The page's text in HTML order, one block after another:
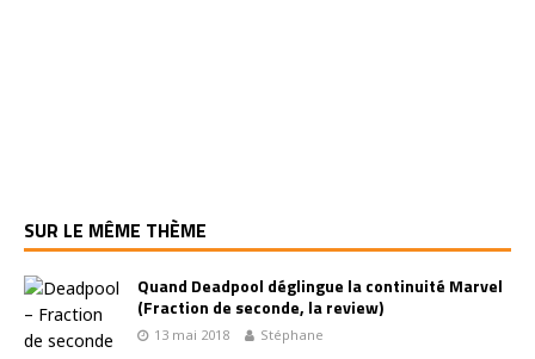
SUR LE MÊME THÈME
Quand Deadpool déglingue la continuité Marvel
(Fraction de seconde, la review)
13 mai 2018 Stéphane